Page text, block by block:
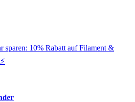
sparen: 10% Rabatt auf Filament &